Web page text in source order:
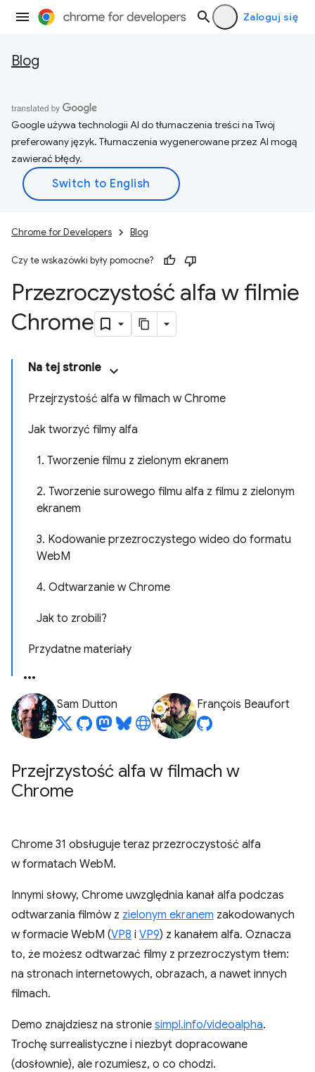
Zaloguj się
Blog
Google używa technologii AI do tłumaczenia treści na Twój
preferowany język. Tłumaczenia wygenerowane przez AI mogą
zawierać błędy.
Chrome for Developers Blog
Czy te wskazówki były pomocne?
Przezroczystość alfa w filmie
Chrome
Na tej stronie
Przejrzystość alfa w filmach w Chrome
Jak tworzyć filmy alfa
1. Tworzenie filmu z zielonym ekranem
2. Tworzenie surowego filmu alfa z filmu z zielonym
ekranem
3. Kodowanie przezroczystego wideo do formatu
WebM
4. Odtwarzanie w Chrome
Jak to zrobili?
Przydatne materiały
Sam Dutton François Beaufort
Przejrzystość alfa w filmach w
Chrome
Chrome 31 obsługuje teraz przezroczystość alfa
w formatach WebM.
Innymi słowy, Chrome uwzględnia kanał alfa podczas
odtwarzania filmów z zielonym ekranem zakodowanych
w formacie WebM (VP8 i VP9) z kanałem alfa. Oznacza
to, że możesz odtwarzać filmy z przezroczystym tłem:
na stronach internetowych, obrazach, a nawet innych
filmach.
Demo znajdziesz na stronie simpl.info/videoalpha.
Trochę surrealistyczne i niezbyt dopracowane
(dosłownie), ale rozumiesz, o co chodzi.